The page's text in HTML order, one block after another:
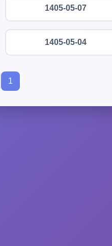
1405-05-07
1405-05-04
1